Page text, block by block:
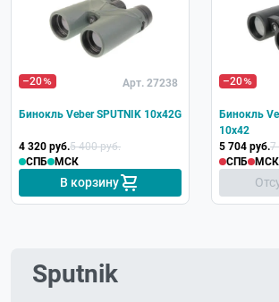
–20 Арт. 27238
Бинокль Veber SPUTNIK 10х42G
4 320 руб.5 400 руб.
СПБ
МСК
В корзину
–20
Бинокль
10х42
5 704 руб.7
СПБ
МСК
Sputnik